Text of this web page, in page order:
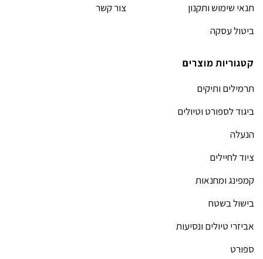
תנאי שימוש ותקנון
ביטול עסקה
צור קשר
קטגוריות מוצרים
תרמילים ותיקים
ביגוד לספורט וטיולים
הנעלה
ציוד לחיילים
קמפינג ומחנאות
בישול בשטח
אביזרי טיולים ונסיעות
ספורט